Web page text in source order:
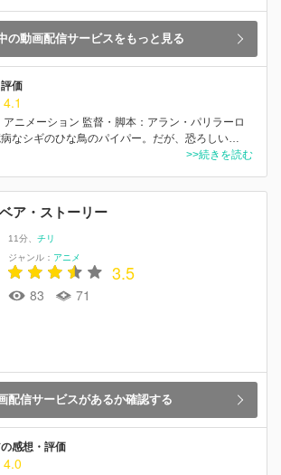
の動画配信サービスをもっと見る
価
4.1
アニメーション 監督・脚本：アラン・パリラーロ
なシギのひな鳥のパイパー。だが、恐ろしい…
>>続きを読む
ア・ストーリー
11分
チリ
ジャンル： アニメ
3.5
83 71
配信サービスがあるか確認する
感想・評価
4.0